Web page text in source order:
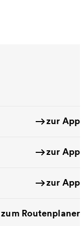
zur App
zur App
zur App
zum Routenplaner